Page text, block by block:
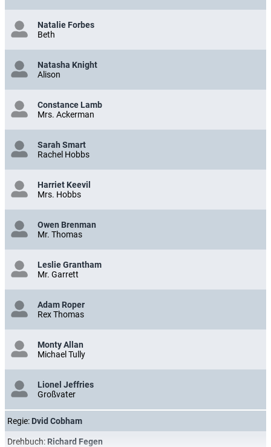
Natalie Forbes
Beth
Natasha Knight
Alison
Constance Lamb
Mrs. Ackerman
Sarah Smart
Rachel Hobbs
Harriet Keevil
Mrs. Hobbs
Owen Brenman
Mr. Thomas
Leslie Grantham
Mr. Garrett
Adam Roper
Rex Thomas
Monty Allan
Michael Tully
Lionel Jeffries
Großvater
Regie: Dvid Cobham
Drehbuch: Richard Fegen